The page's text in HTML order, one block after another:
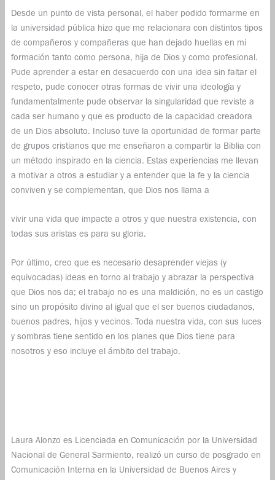
Desde un punto de vista personal, el haber podido formarme en
la universidad pública hizo que me relacionara con distintos tipos
de compañeros y compañeras que han dejado huellas en mi
formación tanto como persona, hija de Dios y como profesional.
Pude aprender a estar en desacuerdo con una idea sin faltar el
respeto, pude conocer otras formas de vivir una ideología y
fundamentalmente pude observar la singularidad que reviste a
cada ser humano y que es producto de la capacidad creadora
de un Dios absoluto. Incluso tuve la oportunidad de formar parte
de grupos cristianos que me enseñaron a compartir la Biblia con
un método inspirado en la ciencia. Estas experiencias me llevan
a motivar a otros a estudiar y a entender que la fe y la ciencia
conviven y se complementan, que Dios nos llama a
vivir una vida que impacte a otros y que nuestra existencia, con
todas sus aristas es para su gloria.
Por último, creo que es necesario desaprender viejas (y
equivocadas) ideas en torno al trabajo y abrazar la perspectiva
que Dios nos da; el trabajo no es una maldición, no es un castigo
sino un propósito divino al igual que el ser buenos ciudadanos,
buenos padres, hijos y vecinos. Toda nuestra vida, con sus luces
y sombras tiene sentido en los planes que Dios tiene para
nosotros y eso incluye el ámbito del trabajo.
Laura Alonzo es Licenciada en Comunicación por la Universidad
Nacional de General Sarmiento, realizó un curso de posgrado en
Comunicación Interna en la Universidad de Buenos Aires y